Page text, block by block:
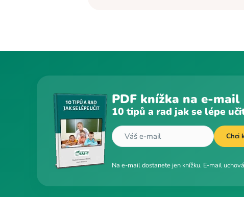
PDF knížka na e-mail
10 tipů a rad jak se lépe
Chci
Na e-mail dostanete jen knížku. E-mail